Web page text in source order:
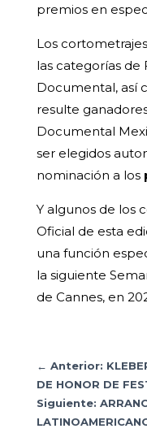
premios en
Los
las categorías de
Documental, así
resulte
Documental
ser elegidos
nominación a los
Y algunos de los
Oficial de esta
una función
la siguiente
de Cannes, en
← Anterior:
DE HONOR DE
Siguiente: